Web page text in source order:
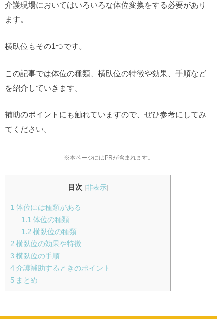
介護現場においてはいろいろな体位変換をする必要があり
ます。
横臥位もその1つです。
この記事では体位の種類、横臥位の特徴や効果、手順など
を紹介していきます。
補助のポイントにも触れていますので、ぜひ参考にしてみ
てください。
※本ページにはPRが含まれます。
目次 [非表示]
1 体位には種類がある
1.1 体位の種類
1.2横臥位の種類
2 横臥位の効果や特徴
3 横臥位の手順
4 介護補助するときのポイント
5 まとめ